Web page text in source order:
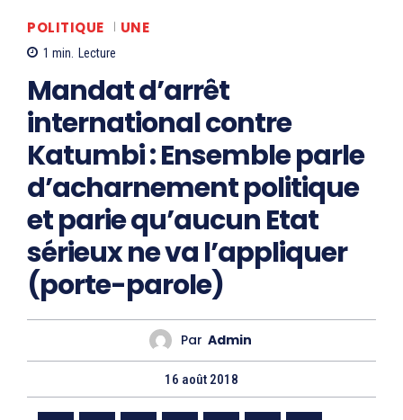
POLITIQUE UNE
1 min. Lecture
Mandat d’arrêt
international contre
Katumbi : Ensemble parle
d’acharnement politique
et parie qu’aucun Etat
sérieux ne va l’appliquer
(porte-parole)
Par Admin
16 août 2018